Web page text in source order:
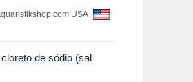
USA
de sódio (sal